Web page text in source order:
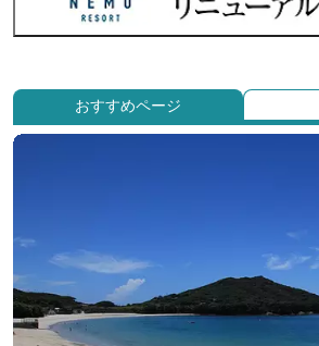
おすすめページ